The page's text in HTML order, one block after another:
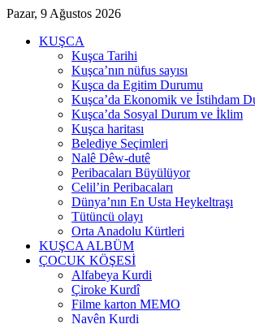
Pazar, 9 Ağustos 2026
KUŞCA
Kuşca Tarihi
Kuşca’nın nüfus sayısı
Kuşca da Egitim Durumu
Kuşca’da Ekonomik ve İstihdam
Kuşca’da Sosyal Durum ve İklim
Kuşca haritası
Belediye Seçimleri
Nalê Dêw-dutê
Peribacaları Büyülüyor
Celil’in Peribacaları
Dünya’nın En Usta Heykeltraşı
Tütüncü olayı
Orta Anadolu Kürtleri
KUŞCA ALBÜM
ÇOCUK KÖŞESİ
Alfabeya Kurdi
Çiroke Kurdî
Filme karton MEMO
Navên Kurdi